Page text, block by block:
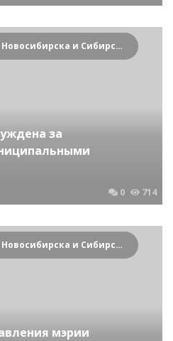
Криминальные новости Новосибирска и Сибирского региона
за
0 714
Криминальные новости Новосибирска и Сибирского региона
мэрии